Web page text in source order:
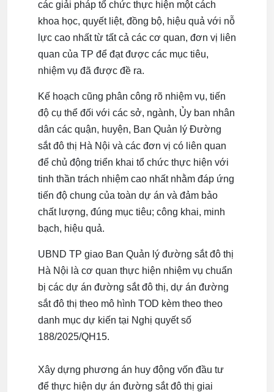
các giải pháp tổ chức thực hiện một cách
khoa học, quyết liệt, đồng bộ, hiệu quả với nỗ
lực cao nhất từ tất cả các cơ quan, đơn vị liên
quan của TP để đạt được các mục tiêu,
nhiệm vụ đã được đề ra.
Kế hoạch cũng phân công rõ nhiệm vụ, tiến
độ cụ thể đối với các sở, ngành, Ủy ban nhân
dân các quận, huyện, Ban Quản lý Đường
sắt đô thị Hà Nội và các đơn vị có liên quan
để chủ động triển khai tổ chức thực hiện với
tinh thần trách nhiệm cao nhất nhằm đáp ứng
tiến độ chung của toàn dự án và đảm bảo
chất lượng, đúng mục tiêu; công khai, minh
bạch, hiệu quả.
UBND TP giao Ban Quản lý đường sắt đô thị
Hà Nội là cơ quan thực hiện nhiệm vụ chuẩn
bị các dự án đường sắt đô thị, dự án đường
sắt đô thị theo mô hình TOD kèm theo theo
danh mục dự kiến tại Nghị quyết số
188/2025/QH15.
Xây dựng phương án huy động vốn đầu tư
để thực hiện dự án đường sắt đô thị giai